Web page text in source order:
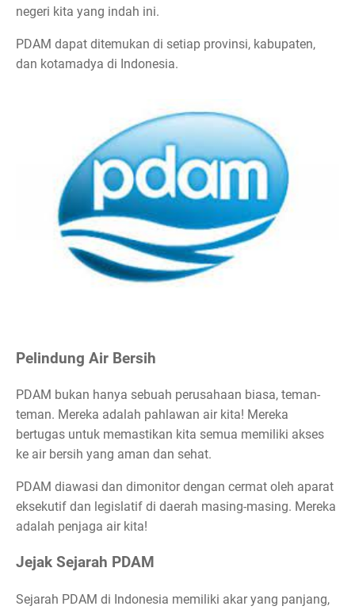
negeri kita yang indah ini.
PDAM dapat ditemukan di setiap provinsi, kabupaten,
dan kotamadya di Indonesia.
Pelindung Air Bersih
PDAM bukan hanya sebuah perusahaan biasa, teman-
teman. Mereka adalah pahlawan air kita! Mereka
bertugas untuk memastikan kita semua memiliki akses
ke air bersih yang aman dan sehat.
PDAM diawasi dan dimonitor dengan cermat oleh aparat
eksekutif dan legislatif di daerah masing-masing. Mereka
adalah penjaga air kita!
Jejak Sejarah PDAM
Sejarah PDAM di Indonesia memiliki akar yang panjang,